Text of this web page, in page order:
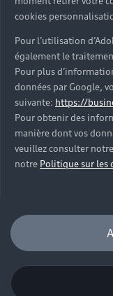
Campagne de
Mise à jour logiciel
Recevez toute
Déclaration
Signaler un
Règlement sur les
Certains des
visuels peuvent ne
plus
Autonomie
recharge et
motorisations, les
de recharge à
que de
cookies
Pour l’utilisation
également le
Pour plus
données par Google,
suivante: https://
Pour obtenir des
manière dont vos
veuillez consulter notre
notre Politique sur les